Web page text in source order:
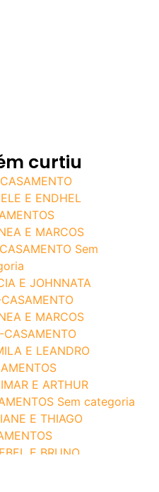
curtiu
E ENDHEL
E MARCOS
Sem
E JOHNNATA
E MARCOS
CASAMENTO
E LEANDRO
E ARTHUR
Sem categoria
E THIAGO
E BRUNO